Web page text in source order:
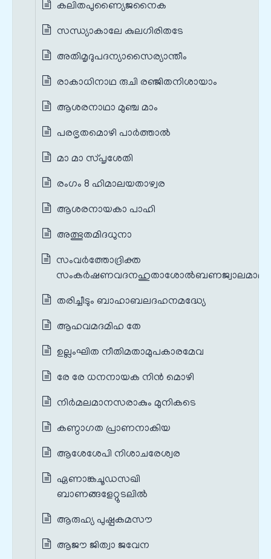
കലിതപുണ്യൈജനൈക
സന്ധ്യാകാലേ കുലഗിരിതടേ
അതിമൃദുപദന്യാസൈര്യാന്തീം
രാകാധിനാഥ രുചി രഞ്ജിതനിശായാം
ആശരനാഥാ മുഞ്ച മാം
പരഭൃതമൊഴി പാർത്താൽ
മാ മാ സ്പൃശേതി
രംഗം 8 ഹിമാലയതാഴ്വര
ആശരനായകാ പാഹി
അത്ഭുതമിദധുനാ
സംവർത്തോദ്രിക്ത
സംകർഷണവദനഹുതാശോൽബണജ്വാലമാലാ
തരിച്ചീടും ബാഹാബലദഹനമദ്ധ്യേ
ആഹവമദമിഹ തേ
ഉല്ലംഘിത നീതിമതാമുപകാരമേവ
രേ രേ ധനനായക നിൻ മൊഴി
നിർമലമാനസരാകും മുനികടെ
കണ്ഠാഗത പ്രാണനാകിയ
ആശേശേപി നിശാചരേശ്വര
ഏണാങ്കചൂഡസഖി
ബാണങ്ങളേറ്റുടലിൽ
ആരുഹ്യ പുഷ്പകമസൗ
ആജൗ ജിത്വാ ജവേന